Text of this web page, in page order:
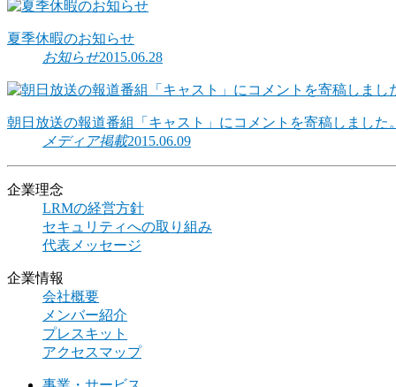
夏季休暇のお知らせ
お知らせ2015.06.28
朝日放送の報道番組「キャスト」にコメントを寄稿しました
メディア掲載2015.06.09
企業理念
LRMの経営方針
セキュリティへの取り組み
代表メッセージ
企業情報
会社概要
メンバー紹介
プレスキット
アクセスマップ